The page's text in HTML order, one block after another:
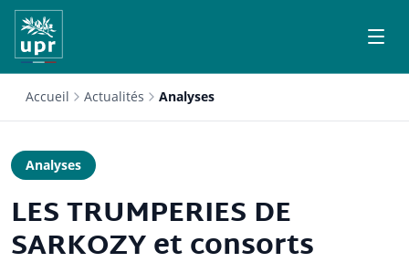
Accueil Actualités Analyses
Analyses
LES TRUMPERIES DE
SARKOZY et consorts